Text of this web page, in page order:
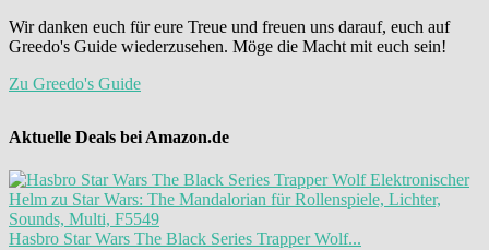
Wir danken euch für eure Treue und freuen uns darauf, euch auf
Greedo's Guide wiederzusehen. Möge die Macht mit euch sein!
Zu Greedo's Guide
Aktuelle Deals bei Amazon.de
Hasbro Star Wars The Black Series Trapper Wolf...